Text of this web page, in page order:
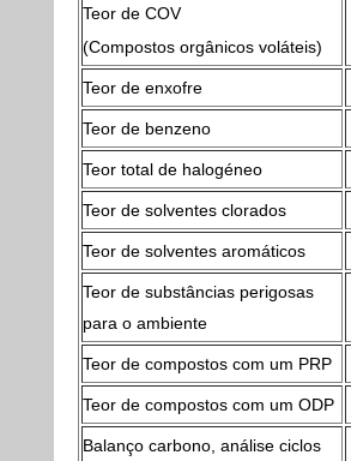
Teor de COV
(Compostos orgânicos voláteis)
Teor de enxofre
Teor de benzeno
Teor total de halogéneo
Teor de solventes clorados
Teor de solventes aromáticos
Teor de substâncias perigosas
para o ambiente
Teor de compostos com um PRP
Teor de compostos com um ODP
Balanço carbono, análise ciclos